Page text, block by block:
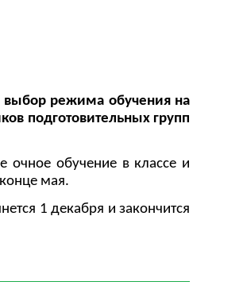
режима обучения на
подготовительных групп
очное обучение в классе и
мая.
1 декабря и закончится